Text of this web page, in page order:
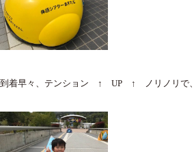
到着早々、テンション ↑ UP ↑ ノリノリで、